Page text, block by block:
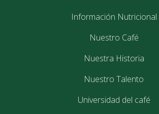
Coffee & performance
Información Nutricional
Nuestro Café
Nuestra Historia
Nuestro Talento
Universidad del café